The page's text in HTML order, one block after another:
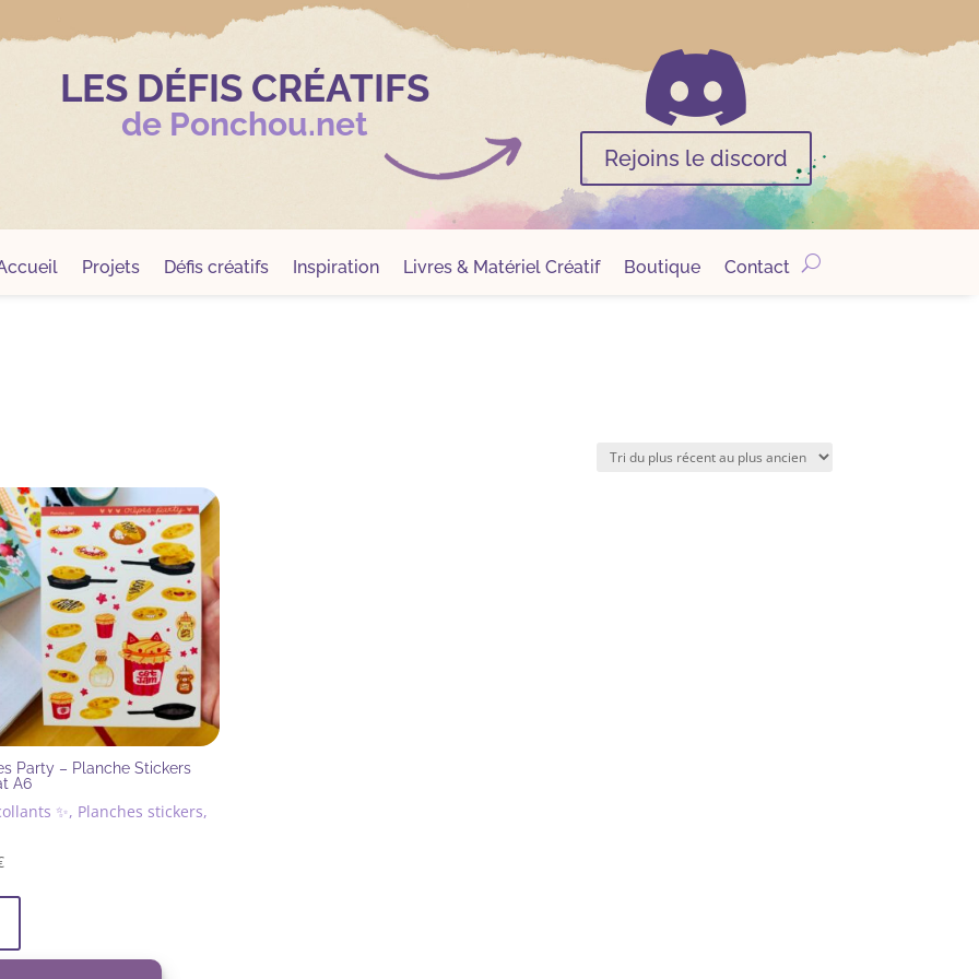
LES DÉFIS CRÉATIFS
de Ponchou.net 
Rejoins le discord
Projets Défis créatifs Inspiration Livres & Matériel Créatif Boutique Contact
Party – Planche Stickers
A6
✨, Planches stickers,